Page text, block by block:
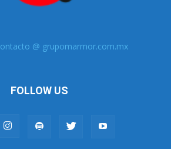
@ grupomarmor.com.mx
FOLLOW US